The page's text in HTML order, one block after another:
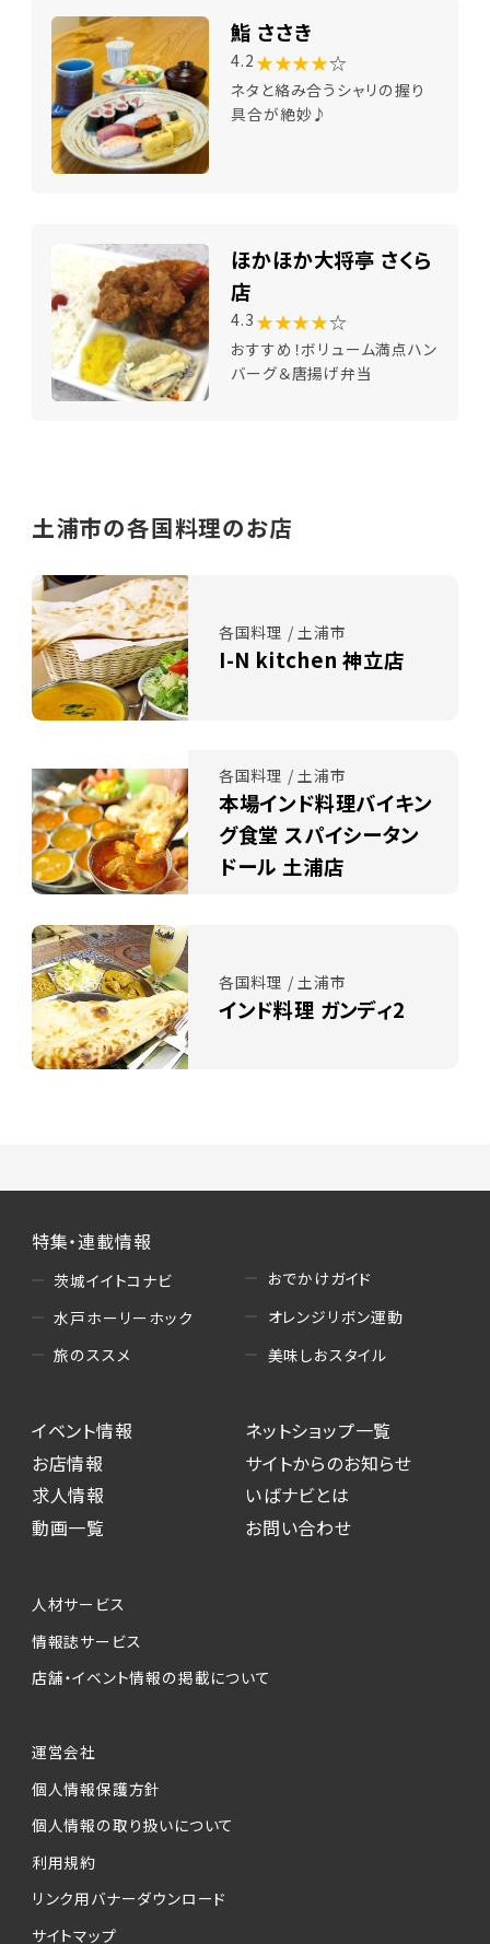
鮨 ささき
4.2 ★★★★☆
ネタと絡み合うシャリの握り
具合が絶妙♪
ほかほか大将亭 さくら
店
4.3 ★★★★☆
おすすめ！ボリューム満点ハン
バーグ＆唐揚げ弁当
土浦市の各国料理のお店
各国料理 / 土浦市
I-N kitchen 神立店
各国料理 / 土浦市
本場インド料理バイキン
グ食堂 スパイシータン
ドール 土浦店
各国料理 / 土浦市
インド料理 ガンディ2
特集・連載情報
茨城イイトコナビ
水戸ホーリーホック
旅のススメ
おでかけガイド
オレンジリボン運動
美味しおスタイル
イベント情報
お店情報
求人情報
動画一覧
ネットショップ一覧
サイトからのお知らせ
いばナビとは
お問い合わせ
人材サービス
情報誌サービス
店舗・イベント情報の掲載について
運営会社
個人情報保護方針
個人情報の取り扱いについて
利用規約
リンク用バナーダウンロード
サイトマップ